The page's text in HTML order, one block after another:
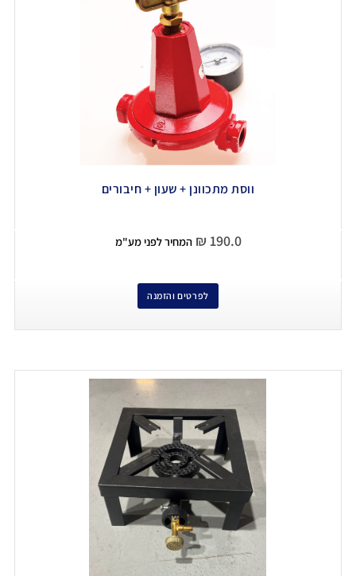
ווסת מתכוונן + שעון + חיבורים
₪ 190.0 המחיר לפני מע"מ
לפרטים והזמנה